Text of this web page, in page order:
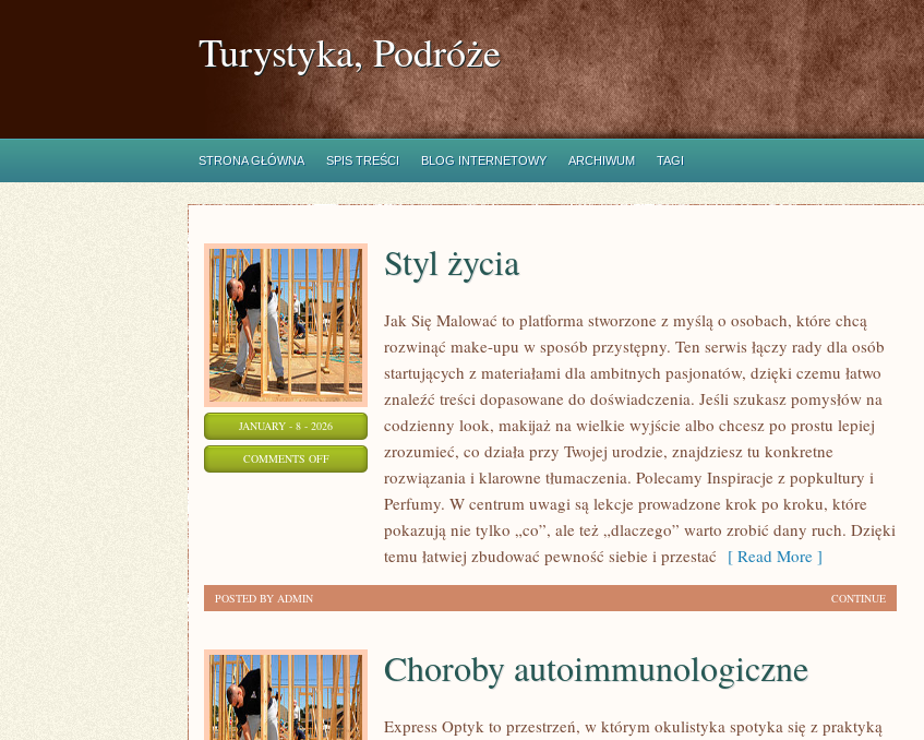
Turystyka, Podróże
STRONA GŁÓWNA SPIS TREŚCI BLOG INTERNETOWY ARCHIWUM TAGI
JANUARY - 8 - 2026
COMMENTS OFFON
Styl życia
Jak Się Malować to platforma stworzone z myślą o osobach, które chcą
rozwinąć make-upu w sposób przystępny. Ten serwis łączy rady dla osób
startujących z materiałami dla ambitnych pasjonatów, dzięki czemu łatwo
znaleźć treści dopasowane do doświadczenia. Jeśli szukasz pomysłów na
codzienny look, makijaż na wielkie wyjście albo chcesz po prostu lepiej
zrozumieć, co działa przy Twojej urodzie, znajdziesz tu konkretne
rozwiązania i klarowne tłumaczenia. Polecamy Inspiracje z popkultury i
Perfumy. W centrum uwagi są lekcje prowadzone krok po kroku, które
pokazują nie tylko „co”, ale też „dlaczego” warto zrobić dany ruch. Dzięki
temu łatwiej zbudować pewność siebie i przestać [ Read More ]
CONTINUE
POSTED BY ADMIN
Choroby autoimmunologiczne
Express Optyk to przestrzeń, w którym okulistyka spotyka się z praktyką